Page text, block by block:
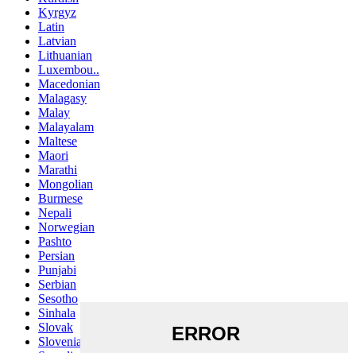
Kyrgyz
Latin
Latvian
Lithuanian
Luxembou..
Macedonian
Malagasy
Malay
Malayalam
Maltese
Maori
Marathi
Mongolian
Burmese
Nepali
Norwegian
Pashto
Persian
Punjabi
Serbian
Sesotho
Sinhala
Slovak
Slovenian